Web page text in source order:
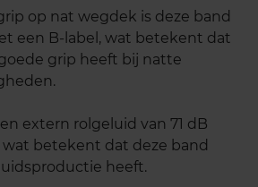
op nat wegdek is deze band
een B-label, wat betekent dat
grip heeft bij natte
extern rolgeluid van 71 dB
betekent dat deze band
heeft.